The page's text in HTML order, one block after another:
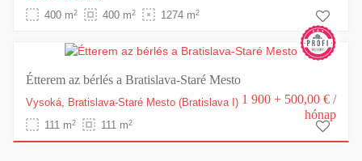
400 m2 400 m2 1274 m2
Étterem az bérlés a Bratislava-Staré Mesto
Vysoká, Bratislava-Staré Mesto (Bratislava I)
111 m2 111 m2
1 900 + 500,00 € /
hónap